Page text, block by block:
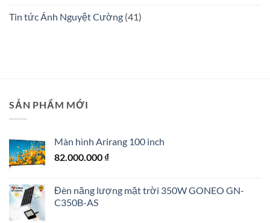
Tin tức Ánh Nguyệt Cường (41)
SẢN PHẨM MỚI
Màn hình Arirang 100 inch
82.000.000 ₫
Đèn năng lượng mặt trời 350W GONEO GN-
C350B-AS